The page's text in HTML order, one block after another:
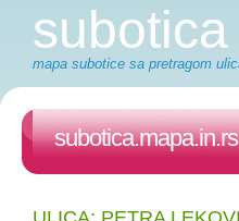
mapa subotice sa pretragom
subotica.mapa.in.rs